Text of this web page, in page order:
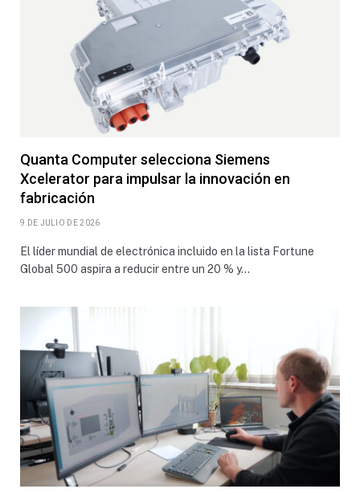
Quanta Computer selecciona Siemens
Xcelerator para impulsar la innovación en
fabricación
9 DE JULIO DE 2026
El líder mundial de electrónica incluido en la lista Fortune
Global 500 aspira a reducir entre un 20 % y…